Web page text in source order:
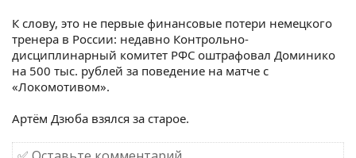
К слову, это не первые финансовые потери немецкого
тренера в России: недавно Контрольно-
дисциплинарный комитет РФС оштрафовал Доминико
на 500 тыс. рублей за поведение на матче с
«Локомотивом».
Артём Дзюба взялся за старое.